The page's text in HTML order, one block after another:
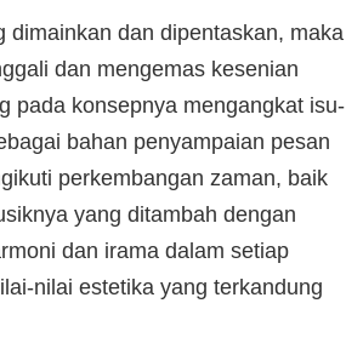
dimainkan dan dipentaskan, maka
dan mengemas kesenian
pada konsepnya mengangkat isu-
bahan penyampaian pesan
perkembangan zaman, baik
yang ditambah dengan
dan irama dalam setiap
nilai estetika yang terkandung